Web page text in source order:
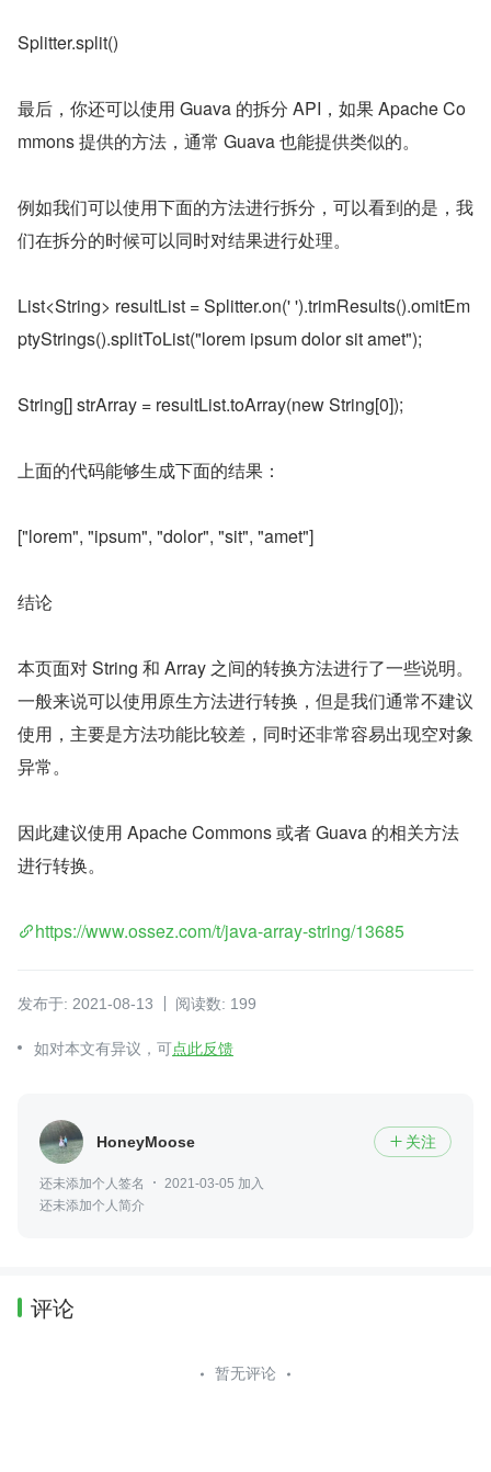
Splitter.split()
最后，你还可以使用 Guava 的拆分 API，如果 Apache Co
mmons 提供的方法，通常 Guava 也能提供类似的。
例如我们可以使用下面的方法进行拆分，可以看到的是，我
们在拆分的时候可以同时对结果进行处理。
List<String> resultList = Splitter.on(' ').trimResults().omitEm
ptyStrings().splitToList("lorem ipsum dolor sit amet");
String[] strArray = resultList.toArray(new String[0]);
上面的代码能够生成下面的结果：
["lorem", "ipsum", "dolor", "sit", "amet"]
结论
本页面对 String 和 Array 之间的转换方法进行了一些说明。
一般来说可以使用原生方法进行转换，但是我们通常不建议
使用，主要是方法功能比较差，同时还非常容易出现空对象
异常。
因此建议使用 Apache Commons 或者 Guava 的相关方法
进行转换。
https://www.ossez.com/t/java-array-string/13685
发布于: 2021-08-13 阅读数: 199
如对本文有异议，可点此反馈
HoneyMoose  关注
还未添加个人签名
2021-03-05 加入
还未添加个人简介
评论
暂无评论